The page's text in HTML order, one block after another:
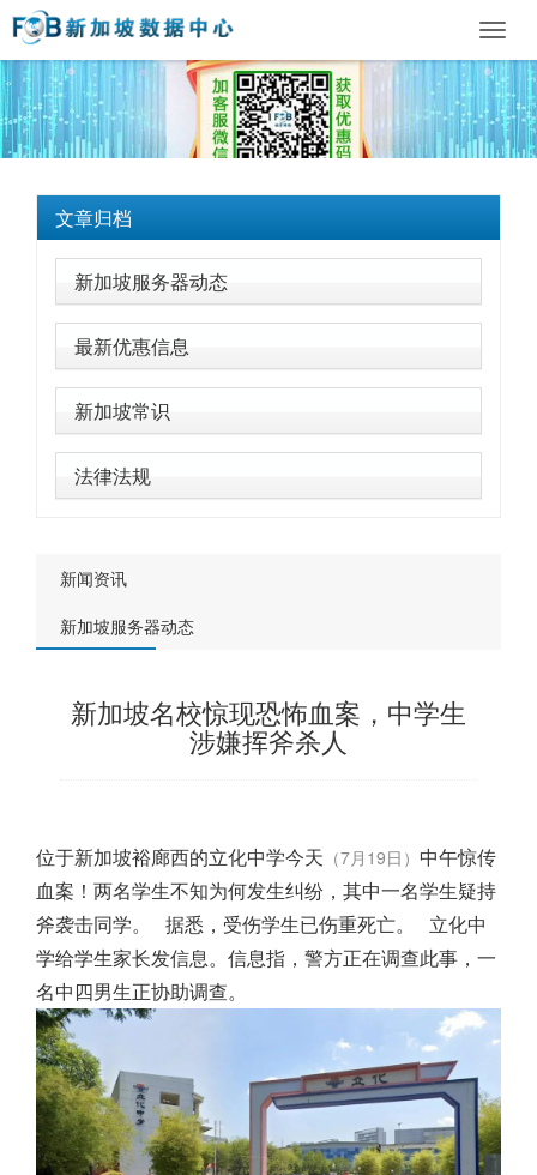
文章归档
新加坡服务器动态
最新优惠信息
新加坡常识
法律法规
新闻资讯
新加坡服务器动态
新加坡名校惊现恐怖血案，中学生
涉嫌挥斧杀人
位于新加坡裕廊西的立化中学今天 （7月19日） 中午惊传
血案！两名学生不知为何发生纠纷，其中一名学生疑持
斧袭击同学。
据悉，受伤学生已伤重死亡。
立化中
学给学生家长发信息。信息指，警方正在调查此事，一
名中四男生正协助调查。